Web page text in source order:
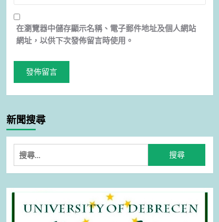
在瀏覽器中儲存顯示名稱、電子郵件地址及個人網站
網址，以供下次發佈留言時使用。
新聞搜尋
搜
尋
關
鍵